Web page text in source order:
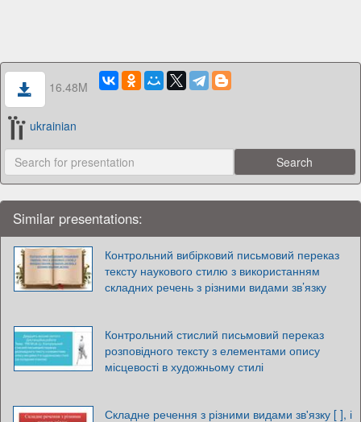
16.48M
ukrainian
Similar presentations:
Контрольний вибірковий письмовий переказ
тексту наукового стилю з використанням
складних речень з різними видами зв’язку
Контрольний стислий письмовий переказ
розповідного тексту з елементами опису
місцевості в художньому стилі
Складне речення з різними видами зв'язку [ ], і